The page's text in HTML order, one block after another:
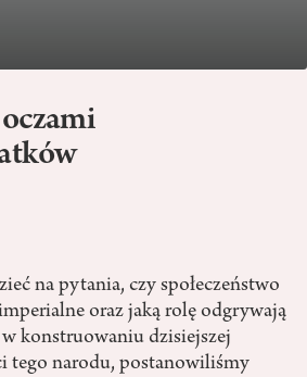
na pytania, czy społeczeństwo
oraz jaką rolę odgrywają
w konstruowaniu dzisiejszej
tego narodu, postanowiliśmy